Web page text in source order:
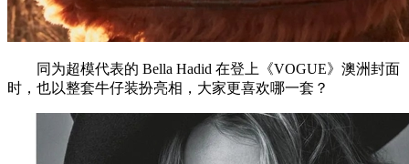
同为超模代表的 Bella Hadid 在登上《VOGUE》澳洲封面
时，也以整套牛仔装扮亮相，大家更喜欢哪一套？